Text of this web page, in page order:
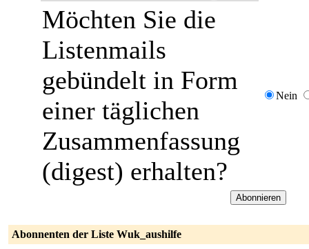
Möchten Sie die
Listenmails
gebündelt in Form
einer täglichen
Zusammenfassung
(digest) erhalten?
Nein
Abonnenten der Liste Wuk_aushilfe